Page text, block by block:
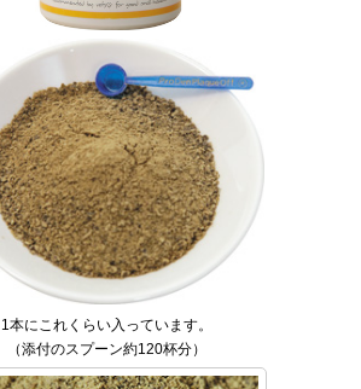
1本にこれくらい入っています。
（添付のスプーン約120杯分）